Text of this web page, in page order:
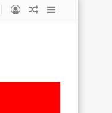
Sidebar
Random
Log